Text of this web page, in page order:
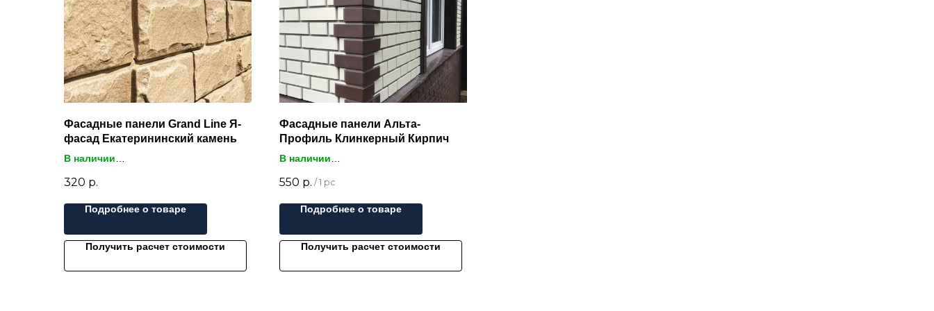
Фасадные панели Grand Line Я-
фасад Екатерининский камень
В наличии
Гарантия лучшей цены - нашли
дешевле? Сделаем скидку!
Екатерининский камень - панели с
фактурой крупного камня, придают
зданию массивности и солидности.
320 р.
Подробнее о товаре
Получить расчет стоимости
Фасадные панели Альта-
Профиль Клинкерный Кирпич
В наличии
Гарантия лучшей цены - нашли
дешевле? Сделаем скидку!
Для любителей классических
отделочных материалов компания
коллекцию «Кирпич Клинкерный».
550 р. / 1 pc
Подробнее о товаре
Получить расчет стоимости